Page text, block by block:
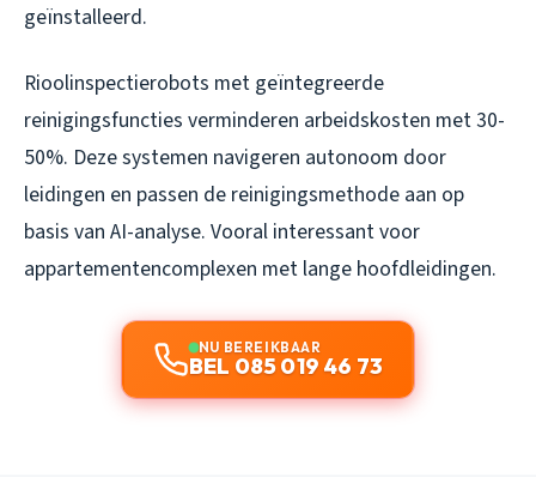
geïnstalleerd.
Rioolinspectierobots met geïntegreerde
reinigingsfuncties verminderen arbeidskosten met 30-
50%. Deze systemen navigeren autonoom door
leidingen en passen de reinigingsmethode aan op
basis van AI-analyse. Vooral interessant voor
appartementencomplexen met lange hoofdleidingen.
NU BEREIKBAAR
BEL 085 019 46 73